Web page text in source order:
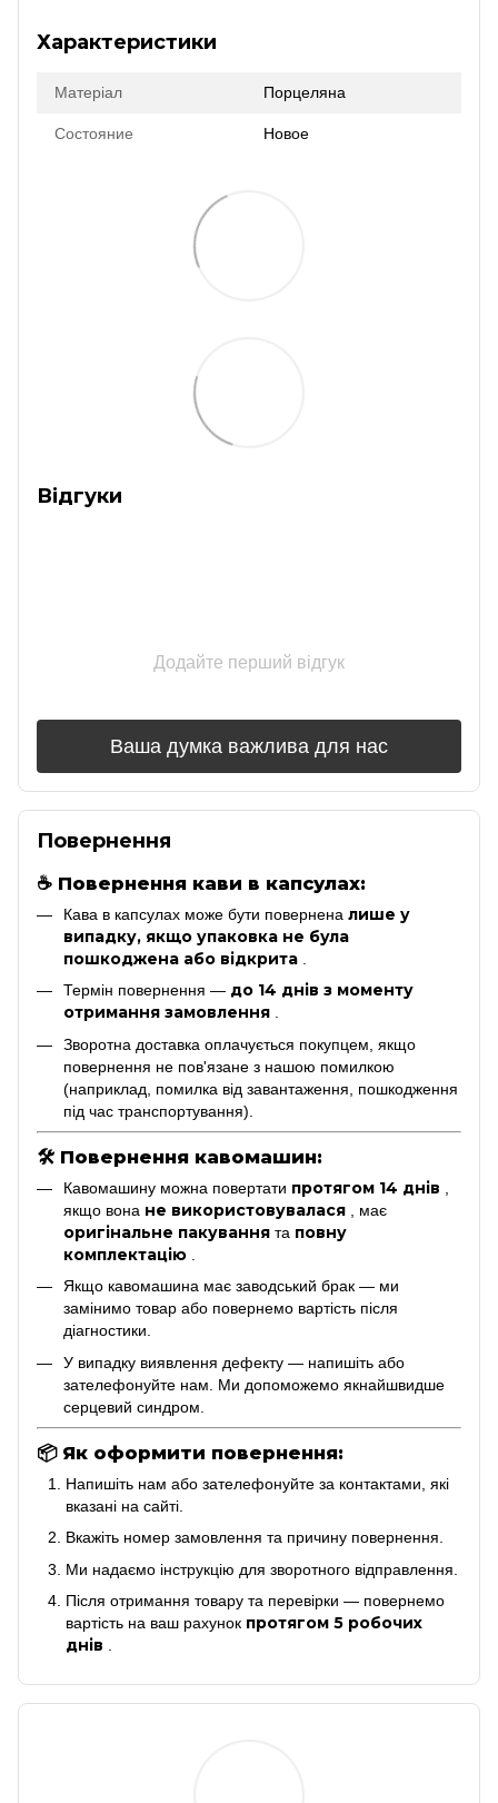
Характеристики
Матеріал Порцеляна
Состояние Новое
Відгуки
Додайте перший відгук
Ваша думка важлива для нас
Повернення
☕ Повернення кави в капсулах:
Кава в капсулах може бути повернена лише у
випадку, якщо упаковка не була
пошкоджена або відкрита
Термін повернення — до 14 днів з моменту
отримання замовлення .
Зворотна доставка оплачується покупцем, якщо
повернення не пов'язане з нашою помилкою
(наприклад, помилка від завантаження, пошкодження
під час транспортування).
🛠 Повернення кавомашин:
Кавомашину можна повертати протягом 14 днів
якщо вона не використовувалася , має
оригінальне пакування та повну
комплектацію
Якщо кавомашина має заводський брак — ми
замінимо товар або повернемо вартість після
діагностики.
У випадку виявлення дефекту — напишіть або
зателефонуйте нам. Ми допоможемо якнайшвидше
серцевий синдром.
📦Як оформити повернення:
Напишіть нам або зателефонуйте за контактами, які
вказані на сайті.
Вкажіть номер замовлення та причину повернення.
Ми надаємо інструкцію для зворотного відправлення.
Після отримання товару та перевірки — повернемо
вартість на ваш рахунок протягом 5 робочих
днів